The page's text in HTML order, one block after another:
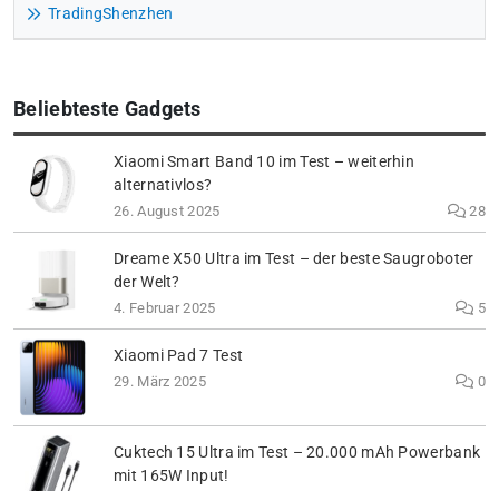
TradingShenzhen
Beliebteste Gadgets
Xiaomi Smart Band 10 im Test – weiterhin
alternativlos?
26. August 2025 28
Dreame X50 Ultra im Test – der beste Saugroboter
der Welt?
4. Februar 2025 5
Xiaomi Pad 7 Test
29. März 2025 0
Cuktech 15 Ultra im Test – 20.000 mAh Powerbank
mit 165W Input!